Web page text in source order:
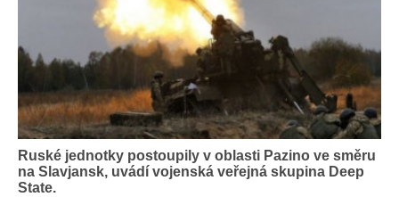
Ruské jednotky postoupily v oblasti Pazino ve směru
na Slavjansk, uvádí vojenská veřejná skupina Deep
State.